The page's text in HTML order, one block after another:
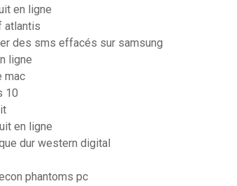
en ligne
atlantis
des sms effacés sur samsung
ligne
mac
10
en ligne
dur western digital
phantoms pc